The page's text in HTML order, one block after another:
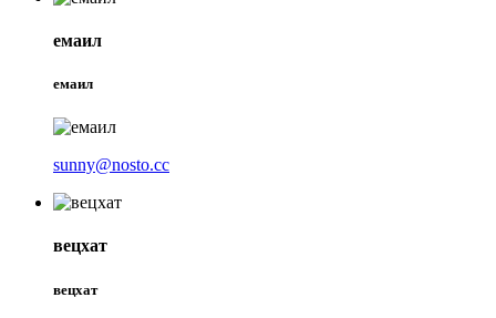
емаил
емаил
sunny@nosto.cc
вецхат
вецхат